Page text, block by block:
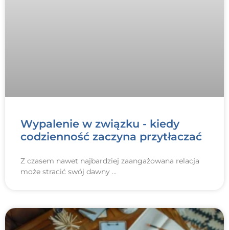
Wypalenie w związku - kiedy
codzienność zaczyna przytłaczać
Z czasem nawet najbardziej zaangażowana relacja
może stracić swój dawny